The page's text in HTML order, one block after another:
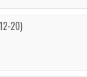
20)